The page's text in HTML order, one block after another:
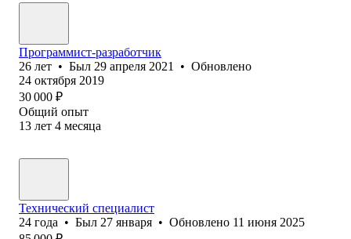
Программист-разработчик
26 лет • Был 29 апреля 2021 • Обновлено
24 октября 2019
30 000 ₽
Общий опыт
13 лет 4 месяца
Технический специалист
24 года • Был 27 января • Обновлено 11 июня 2025